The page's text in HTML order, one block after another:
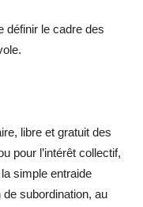
définir le cadre des
libre et gratuit des
pour l’intérêt collectif,
simple entraide
de subordination, au